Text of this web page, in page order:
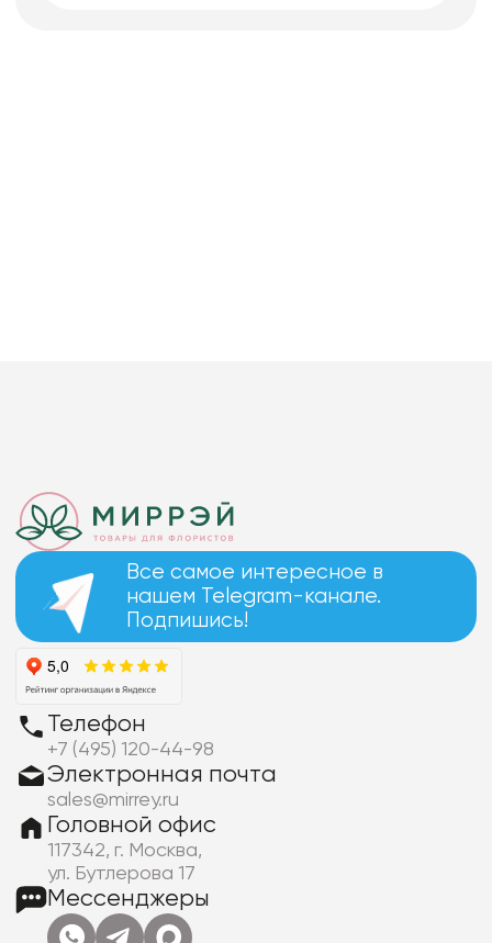
Все самое интересное в
нашем Telegram-канале.
Подпишись!
Телефон
+7 (495) 120-44-98
Электронная почта
sales@mirrey.ru
Головной офис
117342, г. Москва,
ул. Бутлерова 17
Мессенджеры